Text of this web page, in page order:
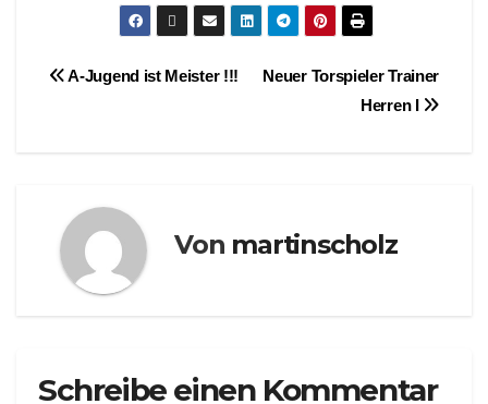
Beitragsnavigation
Neuer Torspieler Trainer
Herren I
A-Jugend ist Meister !!!
Von martinscholz
Schreibe einen Kommentar